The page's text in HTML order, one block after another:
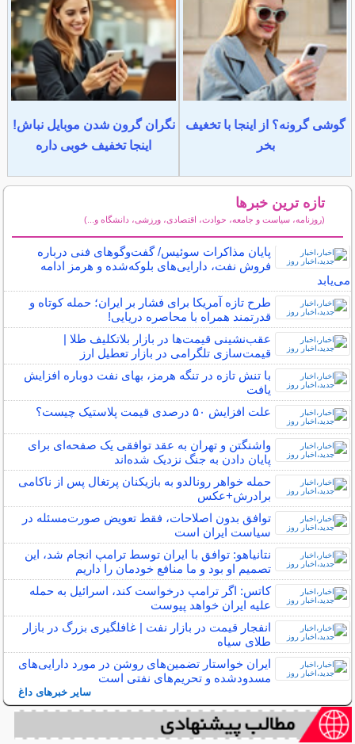
گوشی گرونه؟ از اینجا با تخغیف
بخر
نگران گرون شدن موبایل نباش!
اینجا تخفیف خوبی داره
تازه ترین خبرها
(روزنامه، سیاست و جامعه، حوادث، اقتصادی، ورزشی، دانشگاه و...)
پایان مذاکرات سوئیس/ گفت‌وگوهای فنی درباره
فروش نفت، دارایی‌های بلوکه‌شده و هرمز ادامه
می‌یابد
طرح تازه آمریکا برای فشار بر ایران؛ حمله کوتاه و
قدرتمند همراه با محاصره دریایی!
عقب‌نشینی قیمت‌ها در بازار بلاتکلیف طلا |
قیمت‌سازی تلگرامی در بازار تعطیل ارز
با تنش تازه در تنگه هرمز، بهای نفت دوباره افزایش
یافت
علت افزایش ۵۰ درصدی قیمت پلاستیک چیست؟
واشنگتن و تهران به عقد توافقی یک‌ صفحه‌ای برای
پایان دادن به جنگ نزدیک شده‌اند
حمله خواهر رونالدو به بازیکنان پرتغال پس از ناکامی
برادرش+عکس
توافق بدون اصلاحات، فقط تعویض صورت‌مسئله در
سیاست ایران است
نتانیاهو: توافق با ایران توسط ترامپ انجام شد، این
تصمیم او بود و ما منافع خودمان را داریم
کاتس: اگر ترامپ درخواست کند، اسرائیل به حمله
علیه ایران خواهد پیوست
انفجار قیمت در بازار نفت | غافلگیری بزرگ در بازار
طلای سیاه
ایران خواستار تضمین‌های روشن در مورد دارایی‌های
مسدودشده و تحریم‌های نفتی است
سایر خبرهای داغ